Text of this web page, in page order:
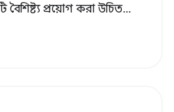
বৈশিষ্ট্য প্রয়োগ করা উচিত...